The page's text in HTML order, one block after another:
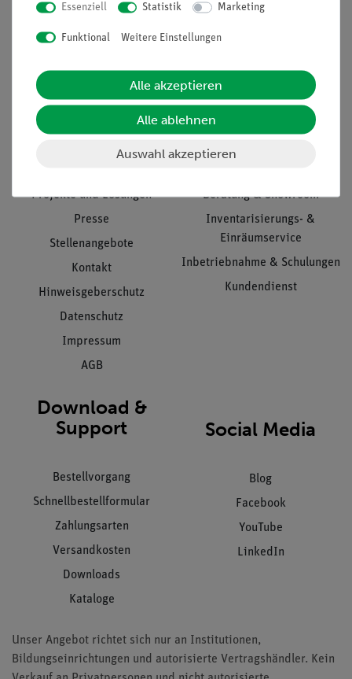
Informationen
Projekte und Lösungen
Presse
Stellenangebote
Kontakt
Hinweisgeberschutz
Datenschutz
Impressum
AGB
Beratung & Showroom
Inventarisierungs- &
Einräumservice
Inbetriebnahme & Schulungen
Kundendienst
Download &
Support
Bestellvorgang
Schnellbestellformular
Zahlungsarten
Versandkosten
Downloads
Kataloge
Social Media
Blog
Facebook
YouTube
LinkedIn
Unser Angebot richtet sich nur an Institutionen,
Bildungseinrichtungen und autorisierte Vertragshändler. Kein
Essenziell Statistik Marketing
Funktional Weitere Einstellungen
Alle akzeptieren
Alle ablehnen
Auswahl akzeptieren